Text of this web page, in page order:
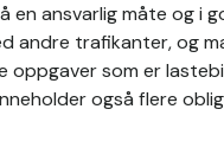
en ansvarlig måte og i
andre trafikanter, og
oppgaver som er
også flere